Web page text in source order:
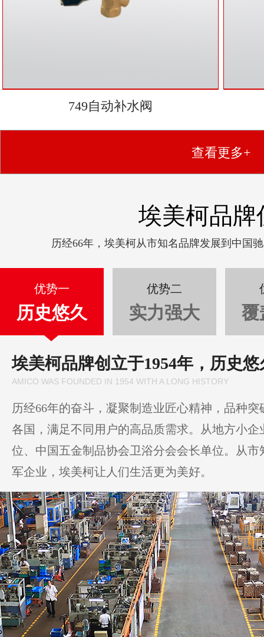
749自动补水阀
查看更多+
埃美柯品牌
历经66年，埃美柯从市知名品牌发展到中国
优势一
历史悠久
优势二
实力强大 覆
埃美柯品牌创立于1954年，历史悠
AMICO WAS FOUNDED IN 1954 WITH A LONG HISTORY
历经66年的奋斗，凝聚制造业匠心精神，品种
各国，满足不同用户的高品质需求。从地方小
位、中国五金制品协会卫浴分会会长单位。从
军企业，埃美柯让人们生活更为美好。